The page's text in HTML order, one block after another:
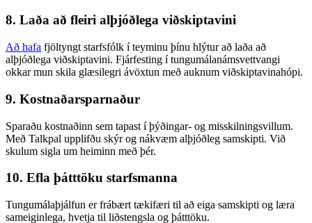
8. Laða að fleiri alþjóðlega viðskiptavini
Að hafa fjöltyngt starfsfólk í teyminu þínu hlýtur að laða að
alþjóðlega viðskiptavini. Fjárfesting í tungumálanámsvettvangi
okkar mun skila glæsilegri ávöxtun með auknum viðskiptavinahópi.
9. Kostnaðarsparnaður
Sparaðu kostnaðinn sem tapast í þýðingar- og misskilningsvillum.
Með Talkpal upplifðu skýr og nákvæm alþjóðleg samskipti. Við
skulum sigla um heiminn með þér.
10. Efla þátttöku starfsmanna
Tungumálaþjálfun er frábært tækifæri til að eiga samskipti og læra
sameiginlega, hvetja til liðstengsla og þátttöku.